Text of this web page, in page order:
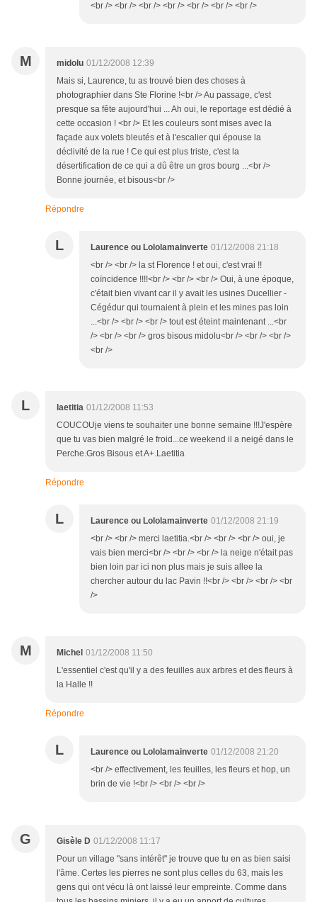
<br /> <br /> <br /> <br /> <br /> <br /> <br />
M midolu 01/12/2008 12:39
Mais si, Laurence, tu as trouvé bien des choses à
photographier dans Ste Florine !<br /> Au passage, c'est
presque sa fête aujourd'hui ... Ah oui, le reportage est dédié à
cette occasion ! <br /> Et les couleurs sont mises avec la
façade aux volets bleutés et à l'escalier qui épouse la
déclivité de la rue ! Ce qui est plus triste, c'est la
désertification de ce qui a dû être un gros bourg ...<br />
Bonne journée, et bisous<br />
Répondre
L Laurence ou Lololamainverte 01/12/2008 21:18
<br /> <br /> la st Florence ! et oui, c'est vrai !!
coïncidence !!!!<br /> <br /> <br /> Oui, à une époque,
c'était bien vivant car il y avait les usines Ducellier -
Cégédur qui tournaient à plein et les mines pas loin
...<br /> <br /> <br /> tout est éteint maintenant ...<br
/> <br /> <br /> gros bisous midolu<br /> <br /> <br />
<br />
L laetitia 01/12/2008 11:53
COUCOUje viens te souhaiter une bonne semaine !!!J'espère
que tu vas bien malgré le froid...ce weekend il a neigé dans le
Perche.Gros Bisous et A+.Laetitia
Répondre
L Laurence ou Lololamainverte 01/12/2008 21:19
<br /> <br /> merci laetitia.<br /> <br /> <br /> oui, je
vais bien merci<br /> <br /> <br /> la neige n'était pas
bien loin par ici non plus mais je suis allee la
chercher autour du lac Pavin !!<br /> <br /> <br /> <br
/>
M Michel 01/12/2008 11:50
L'essentiel c'est qu'il y a des feuilles aux arbres et des fleurs à
la Halle !!
Répondre
L Laurence ou Lololamainverte 01/12/2008 21:20
<br /> effectivement, les feuilles, les fleurs et hop, un
brin de vie !<br /> <br /> <br />
G Gisèle D 01/12/2008 11:17
Pour un village "sans intérêt" je trouve que tu en as bien saisi
l'âme. Certes les pierres ne sont plus celles du 63, mais les
gens qui ont vécu là ont laissé leur empreinte. Comme dans